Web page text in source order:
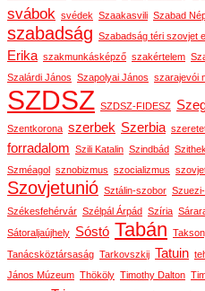
svábok svédek Szaakasvili Szabad
szabadság Szabadság téri szovjet
Erika szakmunkásképző szakértelem
Szalárdi János Szapolyai János szarajevói
SZDSZ SZDSZ-FIDESZ
Szentkorona szerbek Szerbia
forradalom Szili Katalin Szindbád
Szméagol sznobizmus szocializmus
Szovjetunió Sztálin-szobor
Székesfehérvár Szélpál Árpád Szíria
Sátoraljaújhely Sóstó Tabán
Tanácsköztársaság Tarkovszkij Tatuin
János Múzeum Thököly Timothy Dalton